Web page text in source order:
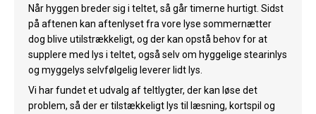
Rejseudstyr
Bil & trailer
Gas
Når hyggen breder sig i teltet, så går timerne hurtigt. Sidst
på aftenen kan aftenlyset fra vore lyse sommernætter
dog blive utilstrækkeligt, og der kan opstå behov for at
supplere med lys i teltet, også selv om hyggelige stearinlys
og myggelys selvfølgelig leverer lidt lys.
Vi har fundet et udvalg af teltlygter, der kan løse det
problem, så der er tilstækkeligt lys til læsning, kortspil og